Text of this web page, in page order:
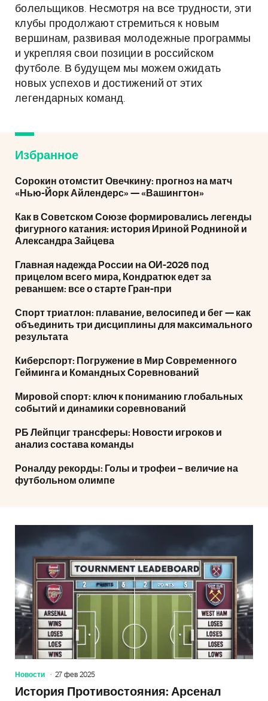
болельщиков. Несмотря на все трудности, эти
клубы продолжают стремиться к новым
вершинам, развивая молодежные программы
и укрепляя свои позиции в российском
футболе. В будущем мы можем ожидать
новых успехов и достижений от этих
легендарных команд.
Избранное
Сорокин отомстит Овечкину: прогноз на матч
«Нью-Йорк Айлендерс» — «Вашингтон»
Как в Советском Союзе формировались легенды
фигурного катания: история Ириной Родниной и
Александра Зайцева
Главная надежда России на ОИ-2026 под
прицелом всего мира, Кондратюк едет за
реваншем: все о старте Гран-при
Спорт триатлон: плавание, велосипед и бег — как
объединить три дисциплины для максимального
результата
Киберспорт: Погружение в Мир Современного
Гейминга и Командных Соревнований
Мировой спорт: ключ к пониманию глобальных
событий и динамики соревнований
РБ Лейпциг трансферы: Новости игроков и
анализ состава команды
Роналду рекорды: Голы и трофеи – величие на
футбольном олимпе
Новости 27 фев 2025
История Противостояния: Арсенал